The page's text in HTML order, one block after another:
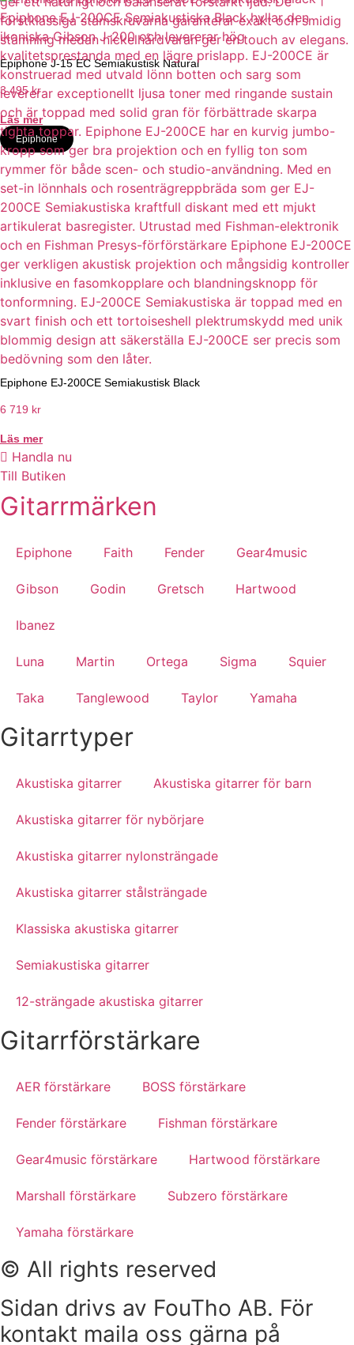
Epiphone J-15 EC Semiakustisk Natural
3 495kr
Läs mer
Epiphone
Epiphone EJ-200CE Semiakustisk Black
6 719 kr
Läs mer
Handla nu
Till Butiken
Gitarrmärken
Epiphone Faith Fender Gear4music
Gibson Godin Gretsch Hartwood
Ibanez
Luna Martin Ortega Sigma Squier
Taka Tanglewood Taylor Yamaha
Gitarrtyper
Akustiska gitarrer Akustiska gitarrer för barn
Akustiska gitarrer för nybörjare
Akustiska gitarrer nylonsträngade
Akustiska gitarrer stålsträngade
Klassiska akustiska gitarrer
Semiakustiska gitarrer
12-strängade akustiska gitarrer
Gitarrförstärkare
AER förstärkare BOSS förstärkare
Fender förstärkare Fishman förstärkare
Gear4music förstärkare Hartwood förstärkare
Marshall förstärkare Subzero förstärkare
Yamaha förstärkare
© All rights reserved
Sidan drivs av FouTho AB. För
kontakt maila oss gärna på